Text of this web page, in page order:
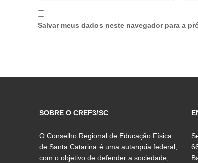
Salvar meus dados neste navegador para a
SOBRE O CREF3/SC
O Conselho Regional de Educação Física
de Santa Catarina é uma autarquia federal,
com o objetivo de defender a sociedade,